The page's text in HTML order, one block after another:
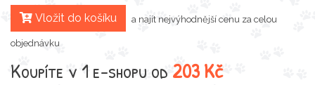
Vložit do košíku a najít nejvýhodnější cenu za celou
objednávku
Koupíte v 1 e-shopu od 203 Kč